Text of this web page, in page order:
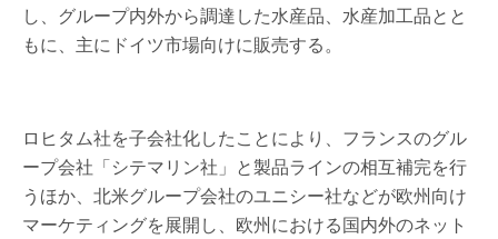
し、グループ内外から調達した水産品、水産加工品とと
もに、主にドイツ市場向けに販売する。
ロヒタム社を子会社化したことにより、フランスのグル
ープ会社「シテマリン社」と製品ラインの相互補完を行
うほか、北米グループ会社のユニシー社などが欧州向け
マーケティングを展開し、欧州における国内外のネット